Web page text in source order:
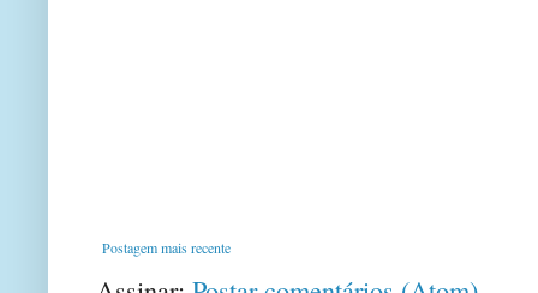
Postagem mais recente